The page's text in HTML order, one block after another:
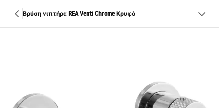
Βρύση νιπτήρα REA Venti Chrome Κρυφό